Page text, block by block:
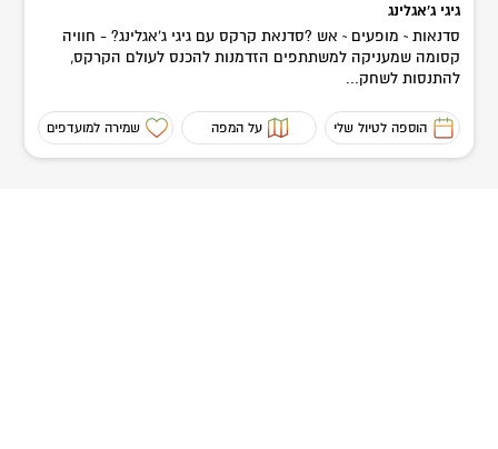
גיגי ג'אגלינג
סדנאות ~ מופעים ~ אש ?סדנאת קרקס עם גיגי ג'אגלינג? - חוויה
קסומה שמעניקה למשתתפים הזדמנות להכנס לעולם הקרקס,
להתנסות לשחק...
הוספה לטיול שלי על המפה שמירה למועדפים